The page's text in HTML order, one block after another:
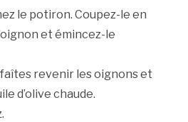
le potiron. Coupez-le en
et émincez-le
revenir les oignons et
d’olive chaude.